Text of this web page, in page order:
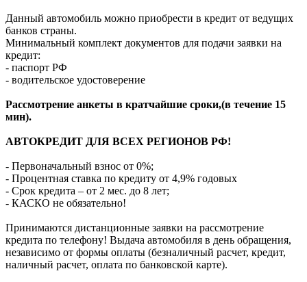
Данный автомобиль можно приобрести в кредит от ведущих
банков страны.
Минимальный комплект документов для подачи заявки на
кредит:
- паспорт РФ
- водительское удостоверение
Рассмотрение анкеты в кратчайшие сроки,(в течение 15
мин).
АВТОКРЕДИТ ДЛЯ ВСЕХ РЕГИОНОВ РФ!
- Первоначальный взнос от 0%;
- Процентная ставка по кредиту от 4,9% годовых
- Срок кредита – от 2 мес. до 8 лет;
- КАСКО не обязательно!
Принимаются дистанционные заявки на рассмотрение
кредита по телефону! Выдача автомобиля в день обращения,
независимо от формы оплаты (безналичный расчет, кредит,
наличный расчет, оплата по банковской карте).